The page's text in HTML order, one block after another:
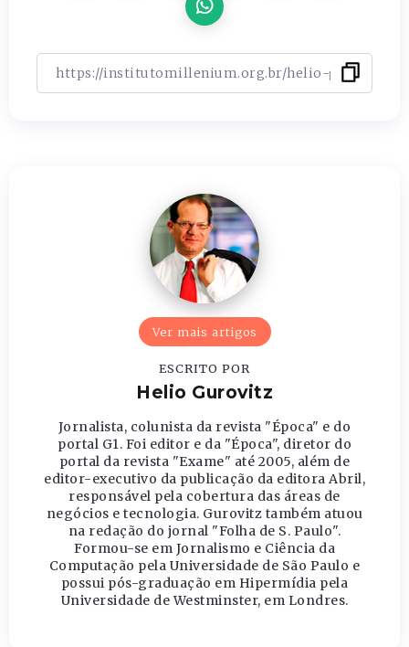
Ver mais artigos
ESCRITO POR
Helio Gurovitz
Jornalista, colunista da revista "Época" e do
portal G1. Foi editor e da "Época", diretor do
portal da revista "Exame" até 2005, além de
editor-executivo da publicação da editora Abril,
responsável pela cobertura das áreas de
negócios e tecnologia. Gurovitz também atuou
na redação do jornal "Folha de S. Paulo".
Formou-se em Jornalismo e Ciência da
Computação pela Universidade de São Paulo e
possui pós-graduação em Hipermídia pela
Universidade de Westminster, em Londres.